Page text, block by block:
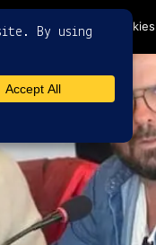
l'utilisation de